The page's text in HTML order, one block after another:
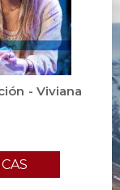
- Viviana